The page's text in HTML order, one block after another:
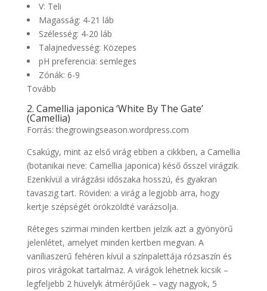
V: Teli
Magasság: 4-21 láb
Szélesség: 4-20 láb
Talajnedvesség: Közepes
pH preferencia: semleges
Zónák: 6-9
Tovább
2. Camellia japonica ‘White By The Gate’
(Camellia)
Forrás: thegrowingseason.wordpress.com
Csakúgy, mint az első virág ebben a cikkben, a Camellia
(botanikai neve: Camellia japonica) késő ősszel virágzik.
Ezenkívül a virágzási időszaka hosszú, és gyakran
tavaszig tart. Röviden: a virág a legjobb arra, hogy
kertje szépségét örökzöldté varázsolja.
Réteges szirmai minden kertben jelzik azt a gyönyörű
jelenlétet, amelyet minden kertben megvan. A
vaníliaszerű fehéren kívül a színpalettája rózsaszín és
piros virágokat tartalmaz. A virágok lehetnek kicsik –
legfeljebb 2 hüvelyk átmérőjűek – vagy nagyok, 5